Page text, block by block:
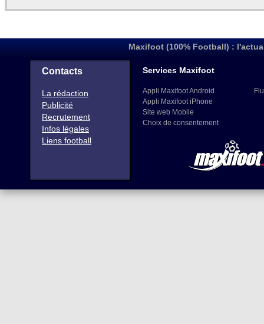
Maxifoot (100% Football) :
Contacts
La rédaction
Publicité
Recrutement
Infos légales
Liens football
Services Maxifoot
Appli Maxifoot Android
Appli Maxifoot iPhone
Site web Mobile
Choix de consentement